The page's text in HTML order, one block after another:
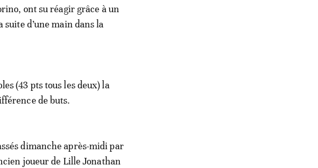
ont su réagir grâce à un
d’une main dans la
(43 pts tous les deux) la
de buts.
dimanche après-midi par
joueur de Lille Jonathan